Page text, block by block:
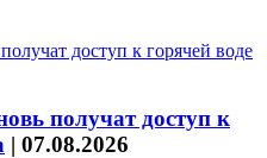
получат доступ к
| 07.08.2026